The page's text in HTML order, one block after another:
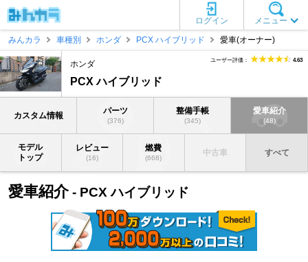
メニュー
ログイン
みんカラ
車種別 ホンダ PCX ハイブリッド 愛車(オーナー)
ホンダ
PCX ハイブリッド
ユーザー評価： 4.63
カスタム情報 パーツ
(376)
整備手帳
(345)
愛車紹介
(48)
モデル
トップ
レビュー
(16)
燃費
(668)
中古車 すべて
愛車紹介- PCX ハイブリッド